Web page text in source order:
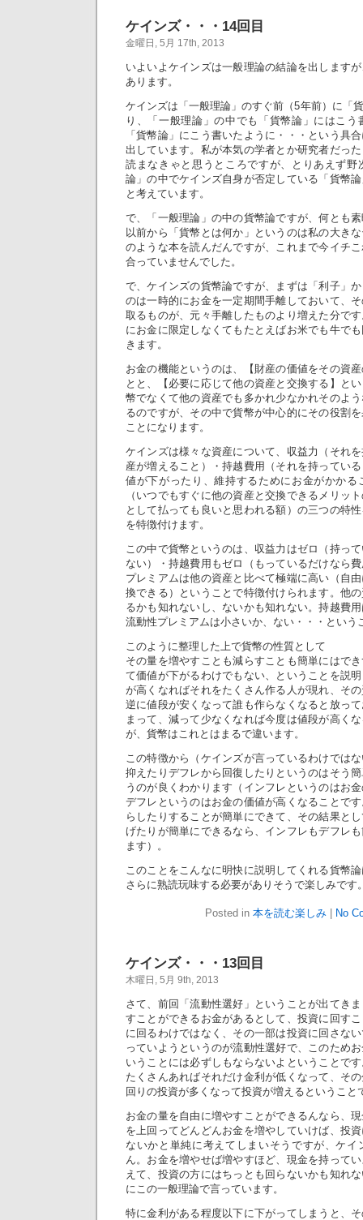
ケインズ・・・14回目
金曜日, 5月 17th, 2013
いよいよケインズは一般理論の結論を出します
あります。
ケインズは「一般理論」のすぐ前（5年前）に「
り、「一般理論」の中でも「貨幣論」にはこ
「貨幣論」にこう書いたように・・・という具
出しています。私が本気の学者とか研究者だっ
読まなきゃと思うところですが、とりあえず野
論」の中でケインズ自身が否定している「貨幣
と考えています。
で、「一般理論」の中の貨幣論ですが、何とも
以前から「貨幣とは何か」というのは私の大き
のような本を読んだんですが、これまで今イチ
合っていませんでした。
で、ケインズの貨幣論ですが、まずは「利子」
のは一時的にお金を一定期間手離しておいて、
取るものが、元々手離したものより増えた分で
にお金に限定しなくてもたとえばお米でも牛で
きます。
お金の機能というのは、【財産の価値をその資
とと、【必要に応じて他の資産と交換する】と
幣でなくて他の資産でも多かれ少なかれそのよ
るのですが、その中で貨幣が中心的にその役割
ことになります。
ケインズは様々な資産について、収益力（それ
産が増えること）・持越費用（それを持ってい
値が下がったり、維持するためにお金がかかる
（いつでもすぐに他の資産と交換できるメリッ
として払っても良いと思われる額）の三つの特
を特徴付けます。
この中で貨幣というのは、収益力はゼロ（持っ
ない）・持越費用もゼロ（もっているだけなら
プレミアムは他の資産と比べて極端に高い（自
換できる）ということで特徴付けられます。他
るかも知れないし、ないかも知れない。持越費
流動性プレミアムは小さいか、ない・・・という
このように整理した上で貨幣の性質として
その量を増やすことも減らすことも簡単にはで
て価値が下がるわけでもない、ということを説
が高くなればそれをたくさん作る人が現れ、そ
逆に値段が安くなって誰も作らなくなると放っ
まって、減って少なくなれば今度は値段が高く
が、貨幣はこれとはまるで違います。
この特徴から（ケインズが言っているわけでは
抑えたりデフレから回復したりというのはそう
うのが良くわかります（インフレというのはお
デフレというのはお金の価値が高くなることで
らしたりすることが簡単にできて、その結果と
げたりが簡単にできるなら、インフレもデフレ
ます）。
このことをこんなに明快に説明してくれる貨幣
さらに熟読玩味する必要がありそうで楽しみです
Posted in 本を読む楽しみ| No
ケインズ・・・13回目
木曜日, 5月 9th, 2013
さて、前回「流動性選好」ということが出てき
すことができるお金があるとして、投資に回す
に回るわけではなく、その一部は投資に回さな
っていようというのが流動性選好で、このため
いうことには必ずしもならないよということで
たくさんあればそれだけ金利が低くなって、そ
回りの投資が多くなって投資が増えるということ
お金の量を自由に増やすことができるんなら、
を上回ってどんどんお金を増やしていけば、投
ないかと単純に考えてしまいそうですが、ケイ
ん。お金を増やせば増やすほど、現金を持って
えて、投資の方にはちっとも回らないかも知れ
にこの一般理論で言っています。
特に金利がある程度以下に下がってしまうと、